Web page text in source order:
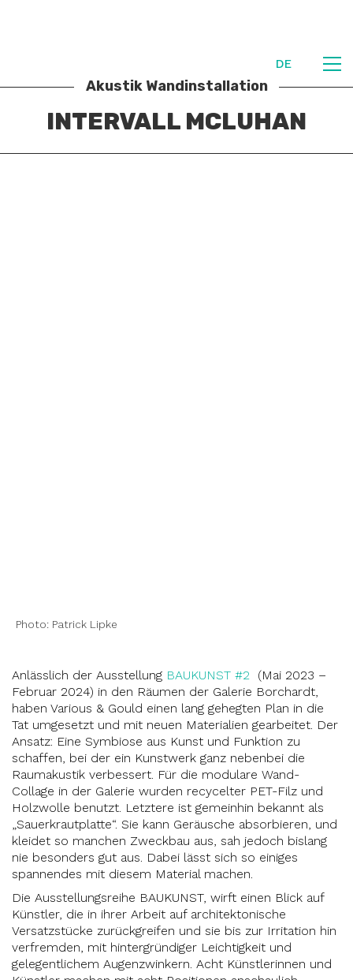
DE
Akustik Wandinstallation
INTERVALL MCLUHAN
Photo: Patrick Lipke
Anlässlich der Ausstellung BAUKUNST #2 (Mai 2023 –
Februar 2024) in den Räumen der Galerie Borchardt,
haben Various & Gould einen lang gehegten Plan in die
Tat umgesetzt und mit neuen Materialien gearbeitet. Der
Ansatz: Eine Symbiose aus Kunst und Funktion zu
schaffen, bei der ein Kunstwerk ganz nebenbei die
Raumakustik verbessert. Für die modulare Wand-
Collage in der Galerie wurden recycelter PET-Filz und
Holzwolle benutzt. Letztere ist gemeinhin bekannt als
„Sauerkrautplatte“. Sie kann Geräusche absorbieren, und
kleidet so manchen Zweckbau aus, sah jedoch bislang
nie besonders gut aus. Dabei lässt sich so einiges
spannendes mit diesem Material machen.
Die Ausstellungsreihe BAUKUNST, wirft einen Blick auf
Künstler, die in ihrer Arbeit auf architektonische
Versatzstücke zurückgreifen und sie bis zur Irritation hin
verfremden, mit hintergründiger Leichtigkeit und
gelegentlichem Augenzwinkern. Acht Künstlerinnen und